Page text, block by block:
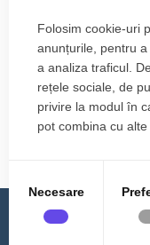
Folosim cookie-uri
anunțurile, pentru
a analiza traficul.
rețele sociale, de
privire la modul în
pot combina cu
Necesare